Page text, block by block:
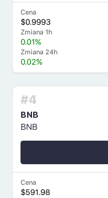
Cena
$0.9993
Zmiana 1h
0.01%
Zmiana 24h
0.02%
#4
BNB
BNB
Cena
$591.98